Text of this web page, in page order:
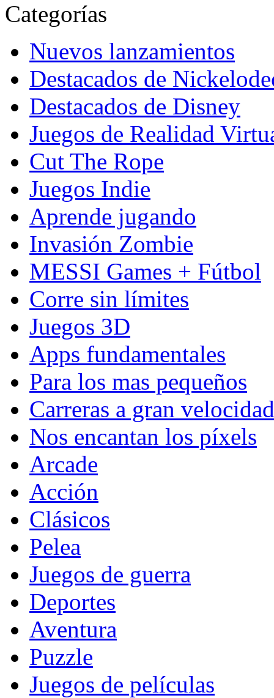
Categorías
Nuevos lanzamientos
Destacados de
Destacados de Disney
Juegos de Realidad
Cut The Rope
Juegos Indie
Aprende jugando
Invasión Zombie
MESSI Games + Fútbol
Corre sin límites
Juegos 3D
Apps fundamentales
Para los mas pequeños
Carreras a gran velocidad
Nos encantan los píxels
Arcade
Acción
Clásicos
Pelea
Juegos de guerra
Deportes
Aventura
Puzzle
Juegos de películas